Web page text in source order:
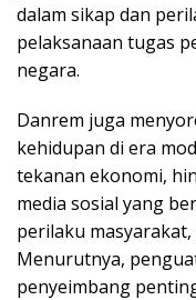
dalam sikap dan
pelaksanaan tugas
negara.
Danrem juga
kehidupan di era
tekanan ekonomi,
media sosial yang
perilaku
Menurutnya,
penyeimbang